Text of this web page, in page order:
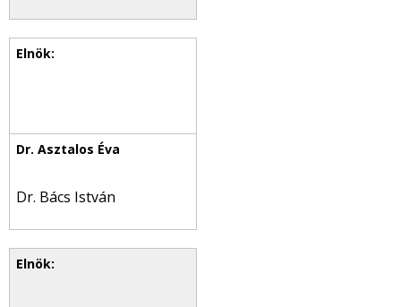
Dr. Bács István